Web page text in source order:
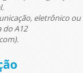
eletrônico ou
do A12